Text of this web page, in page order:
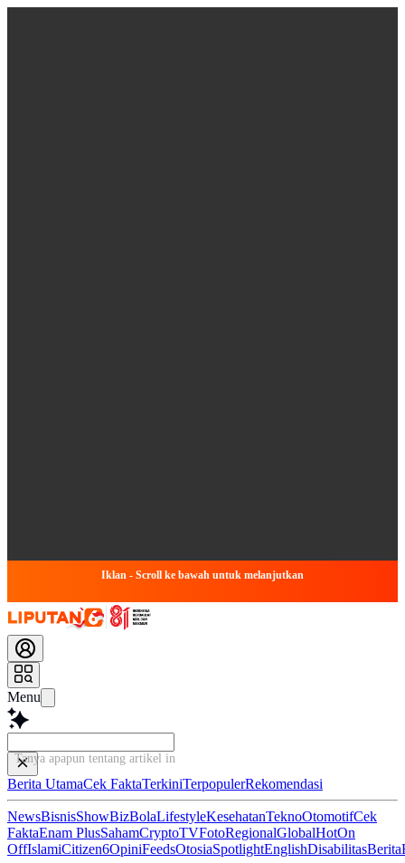
Iklan - Scroll ke bawah untuk melanjutkan
Menu
Baca lebih
Berita UtamaCek FaktaTerkiniTerpopulerRekomendasi
NewsBisnisShowBizBolaLifestyleKesehatanTeknoOtomotifCek
FaktaEnam PlusSahamCryptoTVFotoRegionalGlobalHotOn
OffIslamiCitizen6OpiniFeedsOtosiaSpotlightEnglishDisabilitasBerita